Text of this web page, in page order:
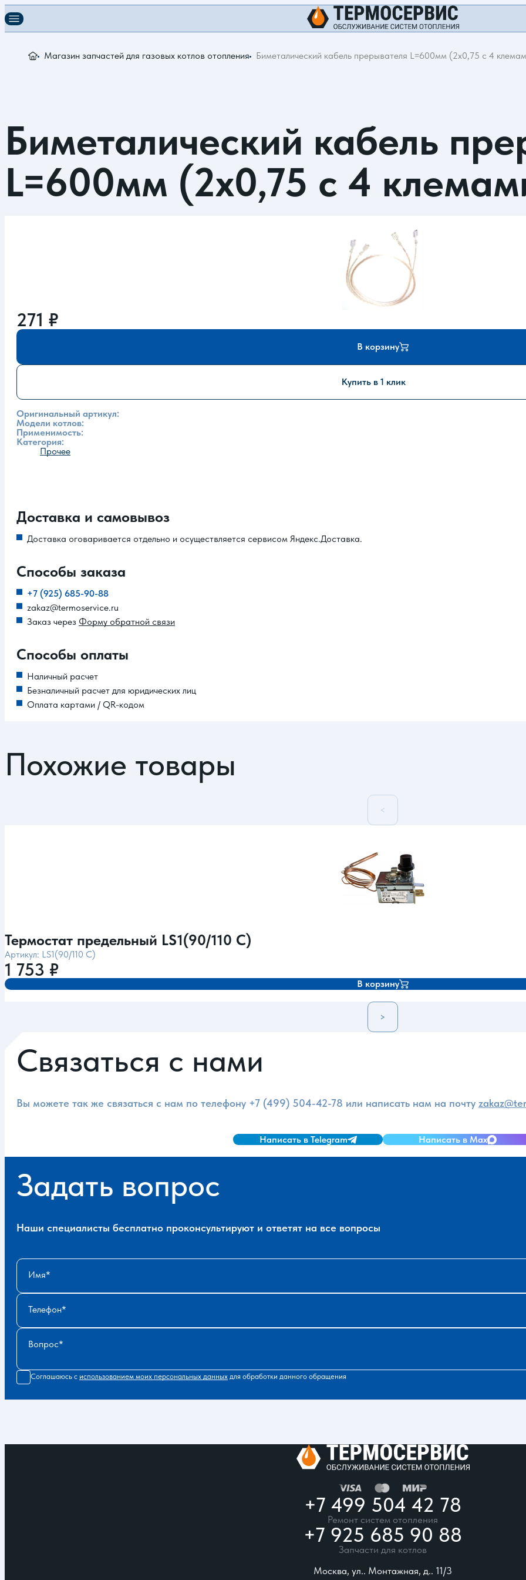
Магазин запчастей для газовых котлов отопления Биметалический кабель прерывателя L=600мм (2х0,75 с 4
Биметалический кабель
L=600мм (2х0,75 с 4
271 ₽
В корзину
Купить в 1 клик
Оригинальный артикул:
Модели котлов:
Применимость:
Категория:
Прочее
Доставка и самовывоз
Доставка оговаривается отдельно и осуществляется сервисом Яндекс.Доставка.
Способы заказа
+7 (925) 685-90-88
zakaz@termoservice.ru
Заказ через Форму обратной связи
Способы оплаты
Наличный расчет
Безналичный расчет для юридических лиц
Оплата картами / QR-кодом
Похожие товары
<
Термостат предельный LS1(90/110 C)
Артикул: LS1(90/110 C)
1 753 ₽
В корзину
>
Связаться с нами
Вы можете так же связаться с нам по телефону +7 (499) 504-42-78 или написать нам на почту
Написать в Telegram Написать в Max
Задать вопрос
Наши специалисты бесплатно проконсультируют и ответят на все вопросы
Имя
Телефон
Вопрос
Соглашаюсь с использованием моих персональных данных для обработки данного обращения
+7 499 504 42 78
Ремонт систем отопления
+7 925 685 90 88
Запчасти для котлов
Москва, ул.. Монтажная, д.. 11/3